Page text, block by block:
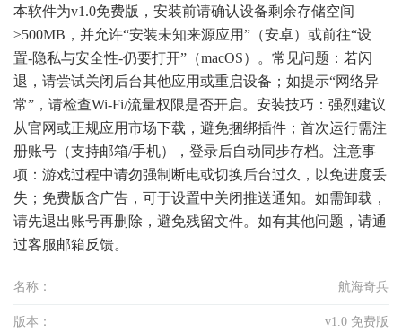
本软件为v1.0免费版，安装前请确认设备剩余存储空间
≥500MB，并允许“安装未知来源应用”（安卓）或前往“设
置-隐私与安全性-仍要打开”（macOS）。常见问题：若闪
退，请尝试关闭后台其他应用或重启设备；如提示“网络异
常”，请检查Wi-Fi/流量权限是否开启。安装技巧：强烈建议
从官网或正规应用市场下载，避免捆绑插件；首次运行需注
册账号（支持邮箱/手机），登录后自动同步存档。注意事
项：游戏过程中请勿强制断电或切换后台过久，以免进度丢
失；免费版含广告，可于设置中关闭推送通知。如需卸载，
请先退出账号再删除，避免残留文件。如有其他问题，请通
过客服邮箱反馈。
名称： 航海奇兵
版本： v1.0 免费版